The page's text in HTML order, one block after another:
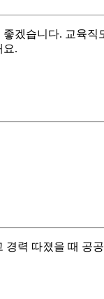
겠습니다. 교육
요.
력 따졌을 때 공